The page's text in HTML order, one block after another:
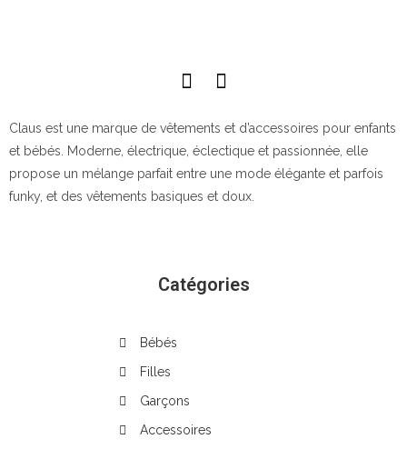
Claus est une marque de vêtements et d’accessoires pour enfants
et bébés. Moderne, électrique, éclectique et passionnée, elle
propose un mélange parfait entre une mode élégante et parfois
funky, et des vêtements basiques et doux.
Catégories
Bébés
Filles
Garçons
Accessoires